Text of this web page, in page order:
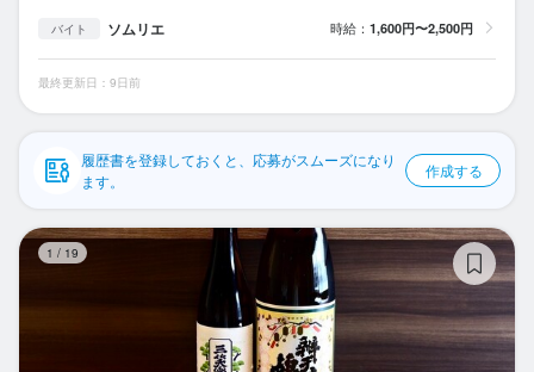
食べログ求人PRESS
利用規約
企業情報
バイト ソムリエ 時給： 1,600円〜2,500円
最終更新日：9日前
履歴書を登録しておくと、応募がスムーズになり
ます。
作成する
1 / 19